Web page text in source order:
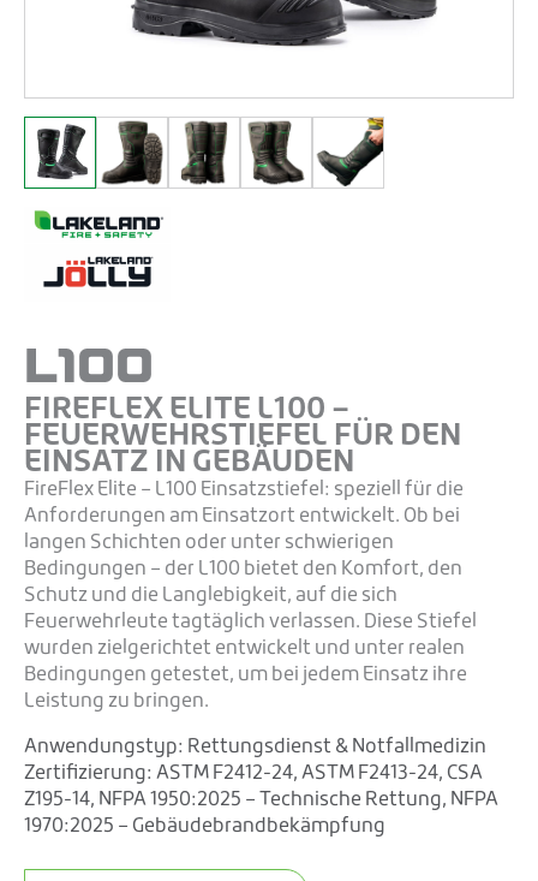
L100
FIREFLEX ELITE L100 –
FEUERWEHRSTIEFEL FÜR DEN
EINSATZ IN GEBÄUDEN
FireFlex Elite – L100 Einsatzstiefel: speziell für die
Anforderungen am Einsatzort entwickelt. Ob bei
langen Schichten oder unter schwierigen
Bedingungen – der L100 bietet den Komfort, den
Schutz und die Langlebigkeit, auf die sich
Feuerwehrleute tagtäglich verlassen. Diese Stiefel
wurden zielgerichtet entwickelt und unter realen
Bedingungen getestet, um bei jedem Einsatz ihre
Leistung zu bringen.
Anwendungstyp: Rettungsdienst & Notfallmedizin
Zertifizierung: ASTM F2412-24, ASTM F2413-24, CSA
Z195-14, NFPA 1950:2025 – Technische Rettung, NFPA
1970:2025 – Gebäudebrandbekämpfung